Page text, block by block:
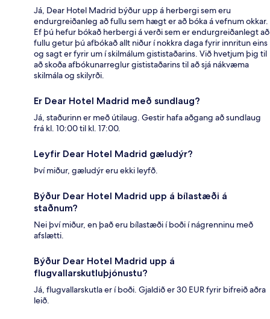
Já, Dear Hotel Madrid býður upp á herbergi sem eru
endurgreiðanleg að fullu sem hægt er að bóka á vefnum okkar.
Ef þú hefur bókað herbergi á verði sem er endurgreiðanlegt að
fullu getur þú afbókað allt niður í nokkra daga fyrir innritun eins
og sagt er fyrir um í skilmálum gististaðarins. Við hvetjum þig til
að skoða afbókunarreglur gististaðarins til að sjá nákvæma
skilmála og skilyrði.
Er Dear Hotel Madrid með sundlaug?
Já, staðurinn er með útilaug. Gestir hafa aðgang að sundlaug
frá kl. 10:00 til kl. 17:00.
Leyfir Dear Hotel Madrid gæludýr?
Því miður, gæludýr eru ekki leyfð.
Býður Dear Hotel Madrid upp á bílastæði á
staðnum?
Nei því miður, en það eru bílastæði í boði í nágrenninu með
afslætti.
Býður Dear Hotel Madrid upp á
flugvallarskutluþjónustu?
Já, flugvallarskutla er í boði. Gjaldið er 30 EUR fyrir bifreið aðra
leið.